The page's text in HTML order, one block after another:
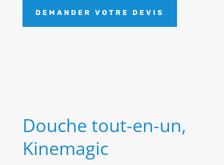
DEMANDER VOTRE DEVIS
Douche tout-en-un,
Kinemagic